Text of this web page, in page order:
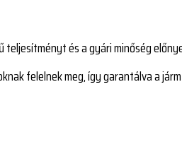
és a gyári minőség
felelnek meg, így garantálva a